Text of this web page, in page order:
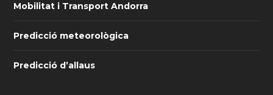
Mobilitat i Transport Andorra
Predicció meteorològica
Predicció d’allaus